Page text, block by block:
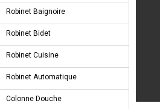
Robinet Baignoire
Robinet Bidet
Robinet Cuisine
Robinet Automatique
Colonne Douche